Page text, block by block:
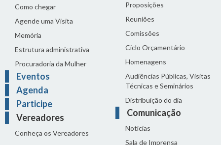
Como chegar
Agende uma Visita
Memória
Estrutura administrativa
Procuradoria da Mulher
Eventos
Agenda
Participe
Vereadores
Conheça os Vereadores
Proposições
Reuniões
Comissões
Ciclo Orçamentário
Homenagens
Audiências Públicas, Visitas
Técnicas e Seminários
Distribuição do dia
Comunicação
Notícias
Sala de Imprensa